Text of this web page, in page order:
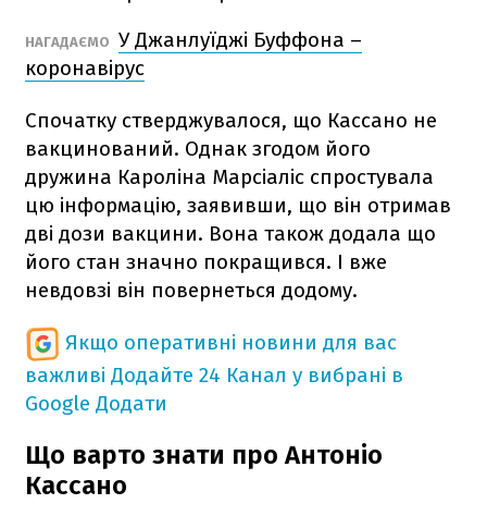
НАГАДАЄМО У Джанлуїджі Буффона –
коронавірус
Спочатку стверджувалося, що Кассано не
вакцинований. Однак згодом його
дружина Кароліна Марсіаліс спростувала
цю інформацію, заявивши, що він отримав
дві дози вакцини. Вона також додала що
його стан значно покращився. І вже
невдовзі він повернеться додому.
Якщо оперативні новини для вас
важливі Додайте 24 Канал у вибрані в
Google Додати
Що варто знати про Антоніо
Кассано